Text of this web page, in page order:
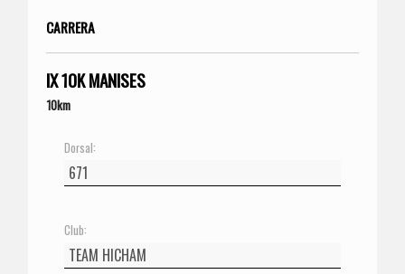
CARRERA
IX 10K MANISES
10km
Dorsal:
Club: